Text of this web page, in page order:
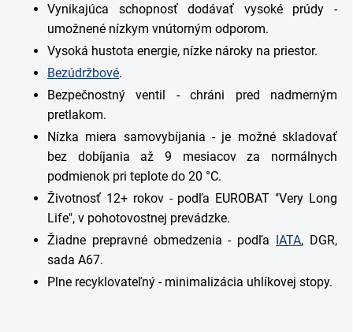
Vynikajúca schopnosť dodávať vysoké prúdy -
umožnené nízkym vnútorným odporom.
Vysoká hustota energie, nízke nároky na priestor.
Bezúdržbové.
Bezpečnostný ventil - chráni pred nadmerným
pretlakom.
Nízka miera samovybíjania - je možné skladovať
bez dobíjania až 9 mesiacov za normálnych
podmienok pri teplote do 20 °C.
Životnosť 12+ rokov - podľa EUROBAT "Very Long
Life", v pohotovostnej prevádzke.
Žiadne prepravné obmedzenia - podľa IATA, DGR,
sada A67.
Plne recyklovateľný - minimalizácia uhlíkovej stopy.